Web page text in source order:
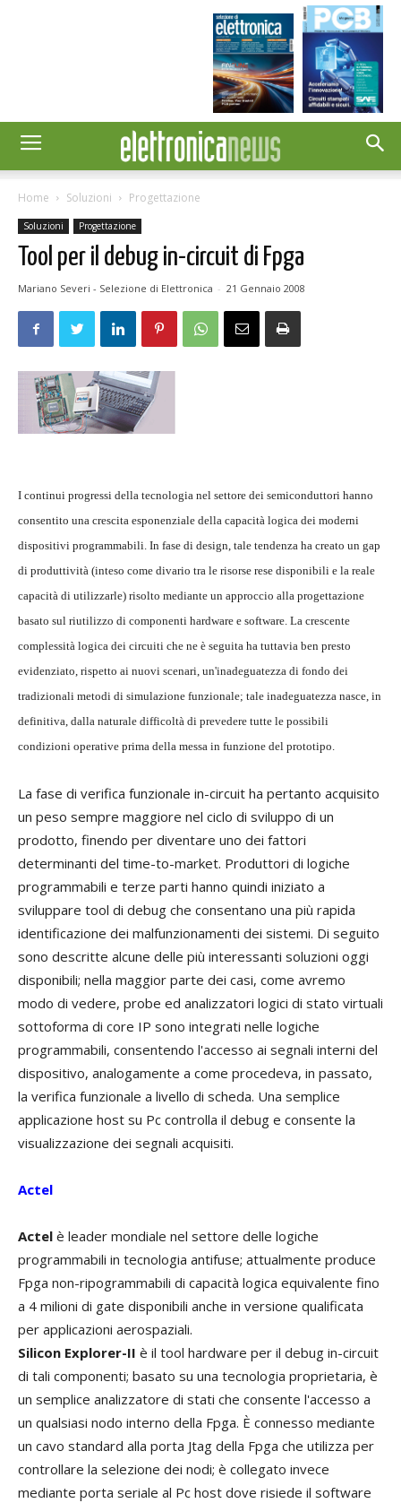
Home Soluzioni Progettazione
Soluzioni Progettazione
Tool per il debug in-circuit di Fpga
Mariano Severi - Selezione di Elettronica - 21 Gennaio 2008
I continui progressi della tecnologia nel settore dei semiconduttori hanno
consentito una crescita esponenziale della capacità logica dei moderni
dispositivi programmabili. In fase di design, tale tendenza ha creato un gap
di produttività (inteso come divario tra le risorse rese disponibili e la reale
capacità di utilizzarle) risolto mediante un approccio alla progettazione
basato sul riutilizzo di componenti hardware e software. La crescente
complessità logica dei circuiti che ne è seguita ha tuttavia ben presto
evidenziato, rispetto ai nuovi scenari, un'inadeguatezza di fondo dei
tradizionali metodi di simulazione funzionale; tale inadeguatezza nasce, in
definitiva, dalla naturale difficoltà di prevedere tutte le possibili
condizioni operative prima della messa in funzione del prototipo.
La fase di verifica funzionale in-circuit ha pertanto acquisito
un peso sempre maggiore nel ciclo di sviluppo di un
prodotto, finendo per diventare uno dei fattori
determinanti del time-to-market. Produttori di logiche
programmabili e terze parti hanno quindi iniziato a
sviluppare tool di debug che consentano una più rapida
identificazione dei malfunzionamenti dei sistemi. Di seguito
sono descritte alcune delle più interessanti soluzioni oggi
disponibili; nella maggior parte dei casi, come avremo
modo di vedere, probe ed analizzatori logici di stato virtuali
sottoforma di core IP sono integrati nelle logiche
programmabili, consentendo l'accesso ai segnali interni del
dispositivo, analogamente a come procedeva, in passato,
la verifica funzionale a livello di scheda. Una semplice
applicazione host su Pc controlla il debug e consente la
visualizzazione dei segnali acquisiti.
Actel
Actel è leader mondiale nel settore delle logiche
programmabili in tecnologia antifuse; attualmente produce
Fpga non-ripogrammabili di capacità logica equivalente fino
a 4 milioni di gate disponibili anche in versione qualificata
per applicazioni aerospaziali.
Silicon Explorer-II è il tool hardware per il debug in-circuit
di tali componenti; basato su una tecnologia proprietaria, è
un semplice analizzatore di stati che consente l'accesso a
un qualsiasi nodo interno della Fpga. È connesso mediante
un cavo standard alla porta Jtag della Fpga che utilizza per
controllare la selezione dei nodi; è collegato invece
mediante porta seriale al Pc host dove risiede il software